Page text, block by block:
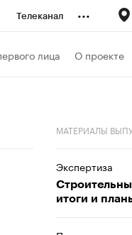
Телеканал ...
лица О проекте
МАТЕРИАЛЫ
Экспертиза
итоги и